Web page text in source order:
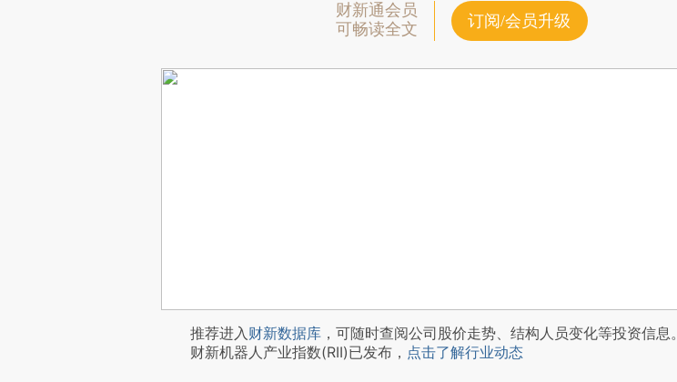
财新通会员
可畅读全文
订阅/会员升级
推荐进入财新数据库 ，可随时查阅公司股价走势、结构人员变化等投资信息。
财新机器人产业指数(RII)已发布， 点击了解行业动态